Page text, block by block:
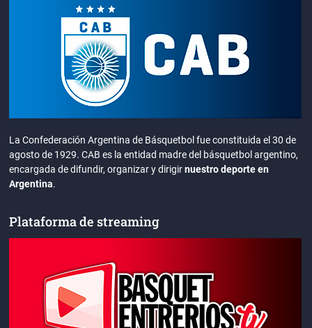
La Confederación Argentina de Básquetbol fue constituida el 30 de
agosto de 1929. CAB es la entidad madre del básquetbol argentino,
encargada de difundir, organizar y dirigirnuestro deporte en
Argentina.
Plataforma de streaming